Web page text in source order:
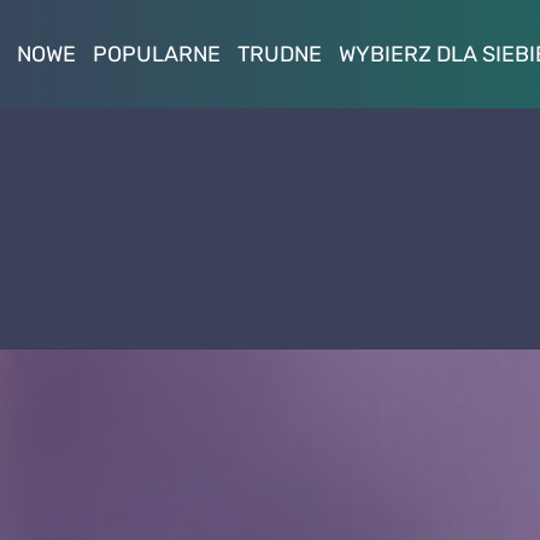
NOWE POPULARNE TRUDNE WYBIERZ DLA